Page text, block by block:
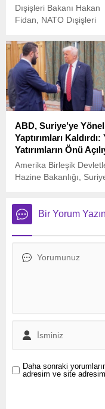
Dışişleri Bakanı Hakan
Fidan, NATO Dışişleri
katılmak üzere
katılacak.
ABD, Suriye’ye
Yaptırımları Kaldırdı:
Yatırımların Önü
Amerika Birleşik
Hazine Bakanlığı,
kaldıran Genel Lisans
(GL 25) yürürlüğe koydu.
Bir Yorum Yazın
Daha sonraki
adresim ve site